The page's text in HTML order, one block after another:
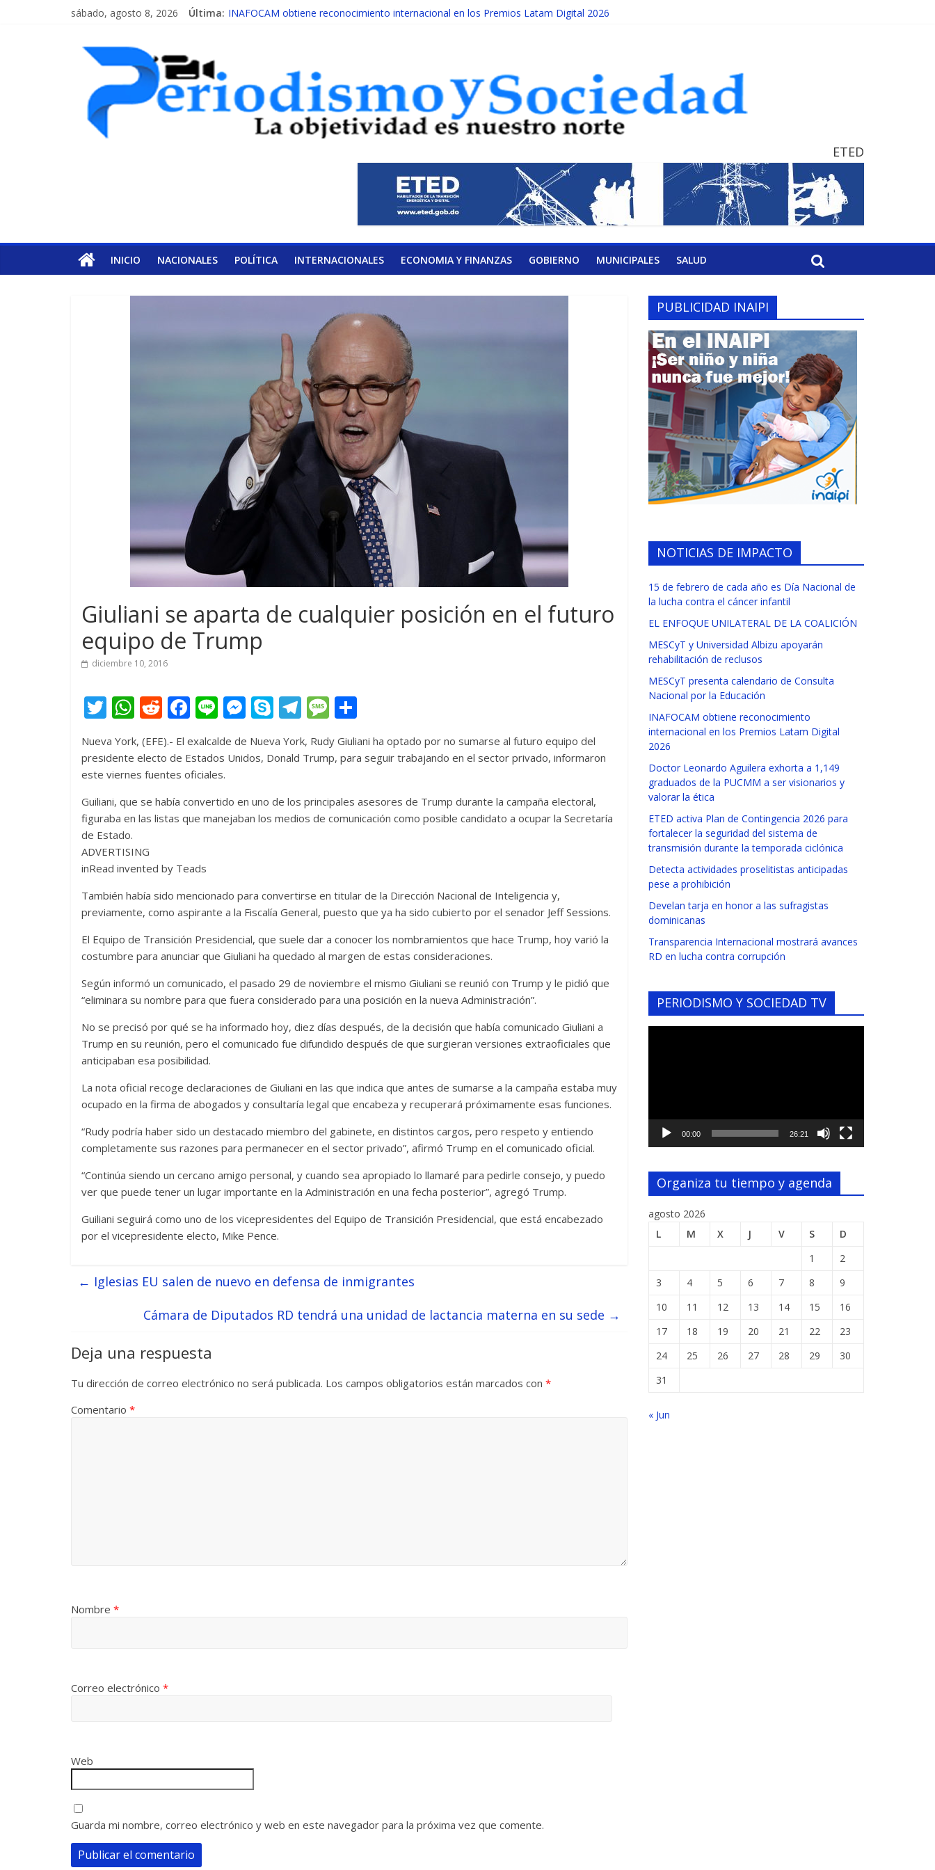
sábado, agosto 8, 2026 Última: INAFOCAM obtiene reconocimiento internacional en los Premios Latam Digital 2026
MESCyT presenta calendario de Consulta Nacional por la Educación
ETED
INICIO NACIONALES POLÍTICA INTERNACIONALES ECONOMIA Y FINANZAS GOBIERNO MUNICIPALES SALUD
Giuliani se aparta de cualquier posición en el futuro
equipo de Trump
diciembre 10, 2016
T
itt
er
W
at
s
A
p
p
R
d
di
t
F
ac
e
b
o
o
Li
n
e
M
ss
n
g
S
y
e
T
e
a
m
M
ss
a
g
e
m
ar
ti
Nueva York, (EFE).- El exalcalde de Nueva York, Rudy Giuliani ha optado por no sumarse al futuro equipo del
presidente electo de Estados Unidos, Donald Trump, para seguir trabajando en el sector privado, informaron
este viernes fuentes oficiales.
Guiliani, que se había convertido en uno de los principales asesores de Trump durante la campaña electoral,
figuraba en las listas que manejaban los medios de comunicación como posible candidato a ocupar la Secretaría
de Estado.
ADVERTISING
inRead invented by Teads
También había sido mencionado para convertirse en titular de la Dirección Nacional de Inteligencia y,
previamente, como aspirante a la Fiscalía General, puesto que ya ha sido cubierto por el senador Jeff Sessions.
El Equipo de Transición Presidencial, que suele dar a conocer los nombramientos que hace Trump, hoy varió la
costumbre para anunciar que Giuliani ha quedado al margen de estas consideraciones.
Según informó un comunicado, el pasado 29 de noviembre el mismo Giuliani se reunió con Trump y le pidió que
“eliminara su nombre para que fuera considerado para una posición en la nueva Administración”.
No se precisó por qué se ha informado hoy, diez días después, de la decisión que había comunicado Giuliani a
Trump en su reunión, pero el comunicado fue difundido después de que surgieran versiones extraoficiales que
anticipaban esa posibilidad.
La nota oficial recoge declaraciones de Giuliani en las que indica que antes de sumarse a la campaña estaba muy
ocupado en la firma de abogados y consultaría legal que encabeza y recuperará próximamente esas funciones.
“Rudy podría haber sido un destacado miembro del gabinete, en distintos cargos, pero respeto y entiendo
completamente sus razones para permanecer en el sector privado”, afirmó Trump en el comunicado oficial.
“Continúa siendo un cercano amigo personal, y cuando sea apropiado lo llamaré para pedirle consejo, y puedo
ver que puede tener un lugar importante en la Administración en una fecha posterior”, agregó Trump.
Guiliani seguirá como uno de los vicepresidentes del Equipo de Transición Presidencial, que está encabezado
por el vicepresidente electo, Mike Pence.
← Iglesias EU salen de nuevo en defensa de inmigrantes
Cámara de Diputados RD tendrá una unidad de lactancia materna en su sede →
Deja una respuesta
Tu dirección de correo electrónico no será publicada. Los campos obligatorios están marcados con *
Comentario *
Nombre *
Correo electrónico *
Web
Guarda mi nombre, correo electrónico y web en este navegador para la próxima vez que comente.
PUBLICIDAD INAIPI
NOTICIAS DE IMPACTO
15 de febrero de cada año es Día Nacional de
la lucha contra el cáncer infantil
EL ENFOQUE UNILATERAL DE LA COALICIÓN
MESCyT y Universidad Albizu apoyarán
rehabilitación de reclusos
MESCyT presenta calendario de Consulta
Nacional por la Educación
INAFOCAM obtiene reconocimiento
internacional en los Premios Latam Digital
2026
Doctor Leonardo Aguilera exhorta a 1,149
graduados de la PUCMM a ser visionarios y
valorar la ética
ETED activa Plan de Contingencia 2026 para
fortalecer la seguridad del sistema de
transmisión durante la temporada ciclónica
Detecta actividades proselitistas anticipadas
pese a prohibición
Develan tarja en honor a las sufragistas
dominicanas
Transparencia Internacional mostrará avances
RD en lucha contra corrupción
PERIODISMO Y SOCIEDAD TV
00:00 26:21
Organiza tu tiempo y agenda
agosto 2026
L
M X J V S
D
1
2
3
4 5 6 7 8
9
10
11 12 13 14 15
16
17
18 19 20 21 22
23
24
25 26 27 28 29
30
31
« Jun